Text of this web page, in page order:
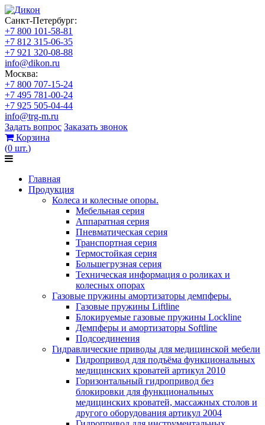
Санкт-Петербург:
+7 800 101-58-81
+7 812 315-06-35
+7 921 320-08-88
info@dikon.ru
Москва:
+7 800 707-15-24
+7 495 781-00-24
+7 925 505-04-44
info@trg-m.ru
Задать вопрос Заказать звонок
Корзина
(0 шт.)
Главная
Продукция
Колеса и колесные опоры.
Мебельная серия
Аппаратная серия
Пневматическая серия
Транспортная серия
Термостойкая серия
Большегрузная серия
Техническая информация о роликах и
колесных опорах
Газовые пружины амортизаторы демпферы.
Газовые пружины Liftline
Блокируемые газовые пружины Lockline
Демпферы и амортизаторы Softline
Подсоединения
Гидравлические приводы для медицинской мебели
Гидропривод для подъёма функциональных
медицинских кроватей артикул 2010
Горизонтальный гидропривод без
блокировки для функциональных
медицинских кроватей, массажных столов и
другого оборудования артикул 2004